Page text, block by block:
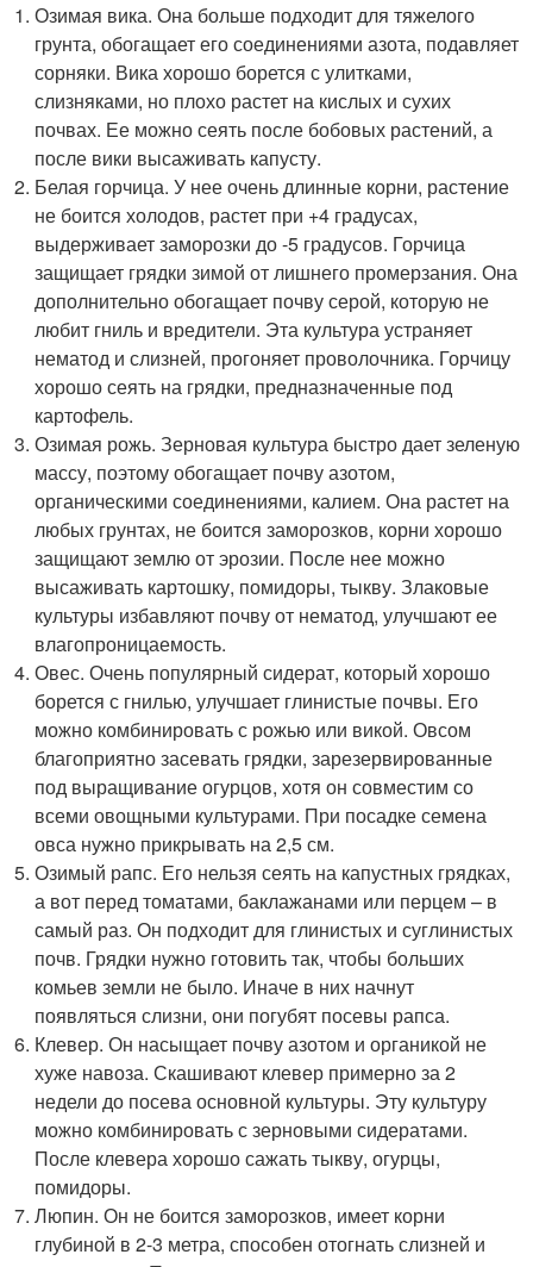
Озимая вика. Она больше подходит для тяжелого
грунта, обогащает его соединениями азота, подавляет
сорняки. Вика хорошо борется с улитками,
слизняками, но плохо растет на кислых и сухих
почвах. Ее можно сеять после бобовых растений, а
после вики высаживать капусту.
Белая горчица. У нее очень длинные корни, растение
не боится холодов, растет при +4 градусах,
выдерживает заморозки до -5 градусов. Горчица
защищает грядки зимой от лишнего промерзания. Она
дополнительно обогащает почву серой, которую не
любит гниль и вредители. Эта культура устраняет
нематод и слизней, прогоняет проволочника. Горчицу
хорошо сеять на грядки, предназначенные под
картофель.
Озимая рожь. Зерновая культура быстро дает зеленую
массу, поэтому обогащает почву азотом,
органическими соединениями, калием. Она растет на
любых грунтах, не боится заморозков, корни хорошо
защищают землю от эрозии. После нее можно
высаживать картошку, помидоры, тыкву. Злаковые
культуры избавляют почву от нематод, улучшают ее
влагопроницаемость.
Овес. Очень популярный сидерат, который хорошо
борется с гнилью, улучшает глинистые почвы. Его
можно комбинировать с рожью или викой. Овсом
благоприятно засевать грядки, зарезервированные
под выращивание огурцов, хотя он совместим со
всеми овощными культурами. При посадке семена
овса нужно прикрывать на 2,5 см.
Озимый рапс. Его нельзя сеять на капустных грядках,
а вот перед томатами, баклажанами или перцем – в
самый раз. Он подходит для глинистых и суглинистых
почв. Грядки нужно готовить так, чтобы больших
комьев земли не было. Иначе в них начнут
появляться слизни, они погубят посевы рапса.
Клевер. Он насыщает почву азотом и органикой не
хуже навоза. Скашивают клевер примерно за 2
недели до посева основной культуры. Эту культуру
можно комбинировать с зерновыми сидератами.
После клевера хорошо сажать тыкву, огурцы,
помидоры.
Люпин. Он не боится заморозков, имеет корни
глубиной в 2-3 метра, способен отогнать слизней и